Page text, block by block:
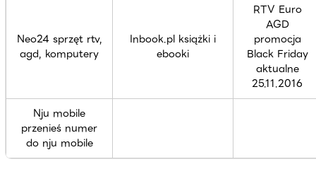
Neo24 sprzęt rtv,
agd, komputery
Inbook.pl książki i
ebooki
RTV Euro
AGD
promocja
Black Friday
aktualne
25.11.2016
Nju mobile
przenieś numer
do nju mobile